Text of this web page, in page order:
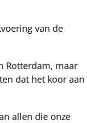
van de
Rotterdam, maar
dat het koor aan
allen die onze